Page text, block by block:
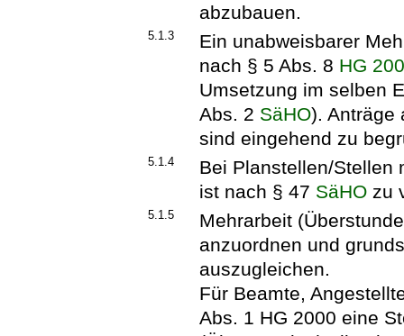
abzubauen.
5.1.3
Ein unabweisbarer
nach § 5 Abs. 8 HG
Umsetzung im selben
Abs. 2 SäHO). Anträge
sind eingehend zu
5.1.4
Bei Planstellen/Stellen
ist nach § 47 SäHO zu
5.1.5
Mehrarbeit
anzuordnen und
auszugleichen.
Für Beamte,
Abs. 1 HG 2000 eine